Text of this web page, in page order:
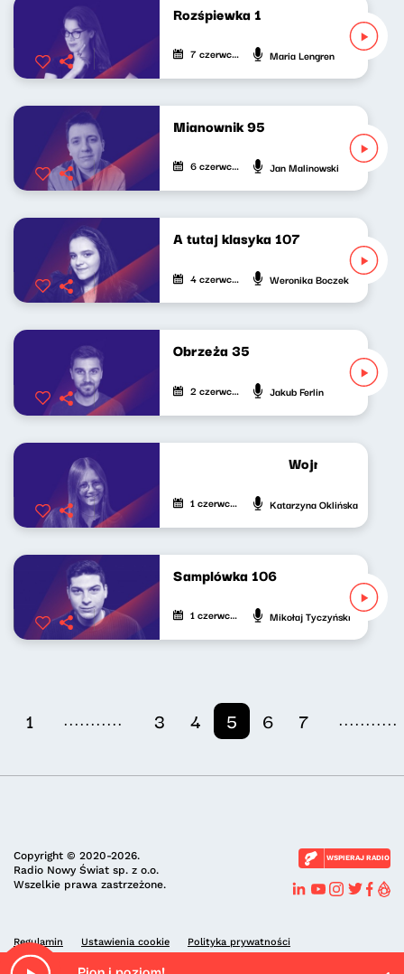
Rozśpiewka 1
7 czerwca 2026 Maria Lengren
Mianownik 95
6 czerwca 2026 Jan Malinowski
A tutaj klasyka 107
4 czerwca 2026 Weronika Boczek
Obrzeża 35
2 czerwca 2026 Jakub Ferlin
Wojna, kultura,
1 czerwca 2026 Katarzyna Oklińska
Samplówka 106
1 czerwca 2026 Mikołaj Tyczyński
1 ........... 3 4 5 6 7 ...........
Copyright © 2020-2026.
Radio Nowy Świat sp. z o.o.
Wszelkie prawa zastrzeżone.
WSPIERAJ RADIO
Regulamin Ustawienia cookie Polityka prywatności